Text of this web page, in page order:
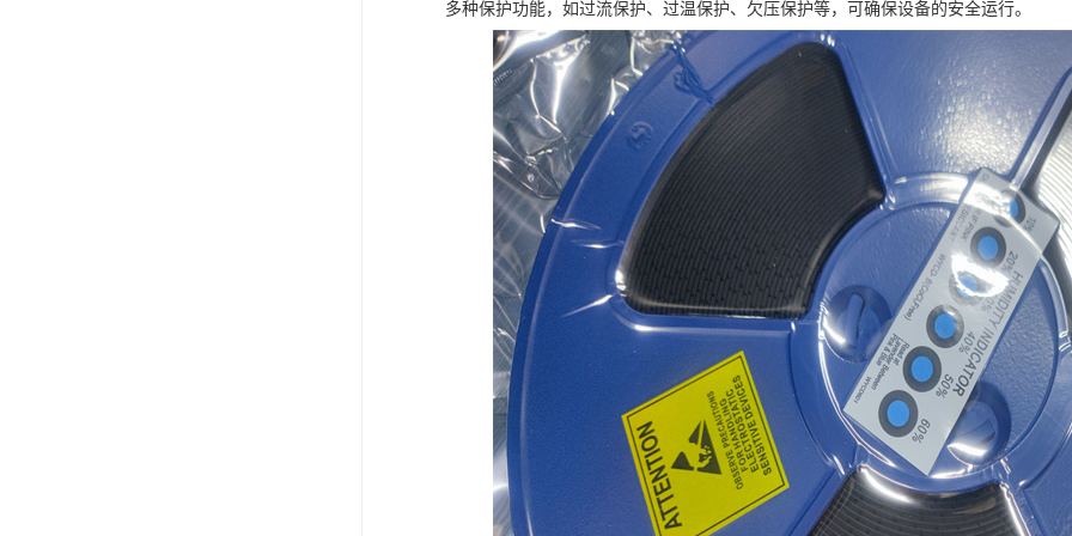
多种保护功能，如过流保护、过温保护、欠压保护等，可确保设备的安全运行。